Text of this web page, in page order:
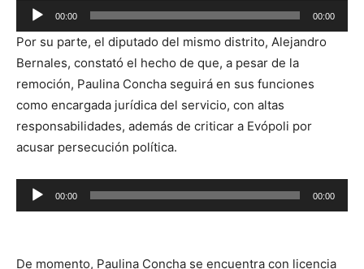
Reproductor
de
audio
00:00 00:00
Por su parte, el diputado del mismo distrito, Alejandro
Bernales, constató el hecho de que, a pesar de la
remoción, Paulina Concha seguirá en sus funciones
como encargada jurídica del servicio, con altas
responsabilidades, además de criticar a Evópoli por
acusar persecución política.
Reproductor
de
00:00 00:00
De momento, Paulina Concha se encuentra con licencia